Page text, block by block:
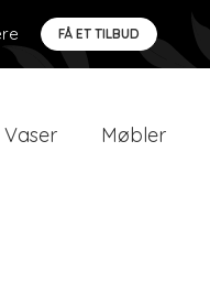
FÅ ET TILBUD
Vaser Møbler